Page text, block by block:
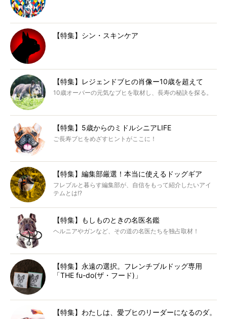
【特集】シン・スキンケア
【特集】レジェンドブヒの肖像ー10歳を超えて
10歳オーバーの元気なブヒを取材し、長寿の秘訣を探る。
【特集】5歳からのミドルシニアLIFE
ご長寿ブヒをめざすヒントがここに！
【特集】編集部厳選！本当に使えるドッグギア
フレブルと暮らす編集部が、自信をもって紹介したいアイ
テムとは!?
【特集】もしものときの名医名鑑
ヘルニアやガンなど、その道の名医たちを独占取材！
【特集】永遠の選択。フレンチブルドッグ専用
「THE fu-do(ザ・フード)」
【特集】わたしは、愛ブヒのリーダーになるのダ。